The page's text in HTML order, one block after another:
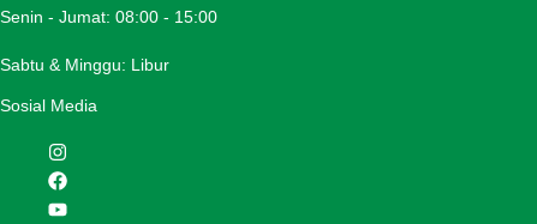
Senin - Jumat: 08:00 - 15:00
Sabtu & Minggu: Libur
Sosial Media